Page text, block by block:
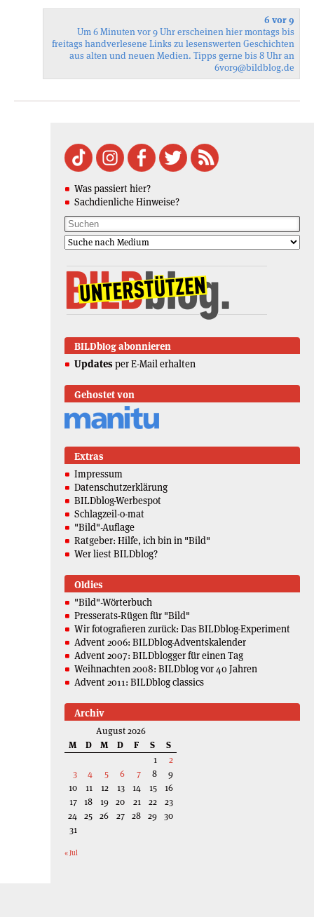
6 vor 9
Um 6 Minuten vor 9 Uhr erscheinen hier montags bis
freitags handverlesene Links zu lesenswerten Geschichten
aus alten und neuen Medien. Tipps gerne bis 8 Uhr an
6vor9@bildblog.de
Was passiert hier?
Sachdienliche Hinweise?
BILDblog abonnieren
Updates per E-Mail erhalten
Gehostet von
Extras
Impressum
Datenschutzerklärung
BILDblog-Werbespot
Schlagzeil-o-mat
"Bild"-Auflage
Ratgeber: Hilfe, ich bin in "Bild"
Wer liest BILDblog?
Oldies
"Bild"-Wörterbuch
Presserats-Rügen für "Bild"
Wir fotografieren zurück: Das BILDblog-Experiment
Advent 2006: BILDblog-Adventskalender
Advent 2007: BILDblogger für einen Tag
Weihnachten 2008: BILDblog vor 40 Jahren
Advent 2011: BILDblog classics
Archiv
August 2026
M
D M D F S
S
1
2
3
4 5 6 7 8
9
10
11 12 13 14 15
16
17 18 19 20 21 22
23
24 25 26 27 28 29 30
31
« Jul